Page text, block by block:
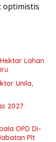
optimistis
Lahan
Unila,
2027
OPD Di-
Plt